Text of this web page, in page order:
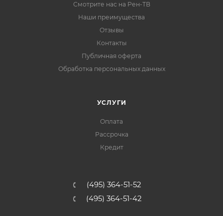
Смотрите нас на Рен-ТВ
Наши преимущества
Отзывы
Контакты
Публичная оферта
Обработка персональных данных
УСЛУГИ
Оплата
Рассрочка
Кредит
(495) 364-51-52
(495) 364-51-42